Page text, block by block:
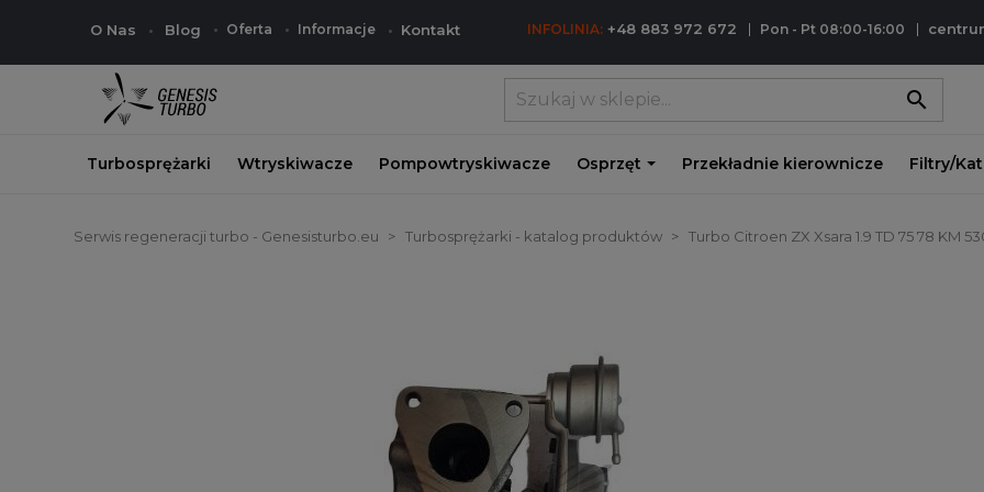
O Nas Blog Oferta Informacje Kontakt INFOLINIA: +48 883 972 672 Pon - Pt 08:00-16:00
search
Turbosprężarki Wtryskiwacze Pompowtryskiwacze Osprzęt Przekładnie kierownicze Filtry/
Serwis regeneracji turbo - Genesisturbo.eu Turbosprężarki - katalog produktów Turbo Citroen ZX Xsara 1.9 TD 75 78 KM